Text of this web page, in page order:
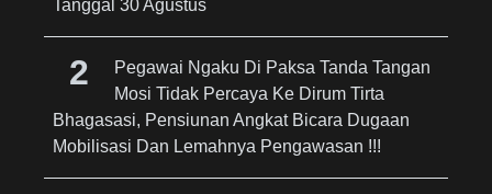
Tanggal 30 Agustus
Pegawai Ngaku Di Paksa Tanda Tangan
Mosi Tidak Percaya Ke Dirum Tirta
Bhagasasi, Pensiunan Angkat Bicara Dugaan
Mobilisasi Dan Lemahnya Pengawasan !!!